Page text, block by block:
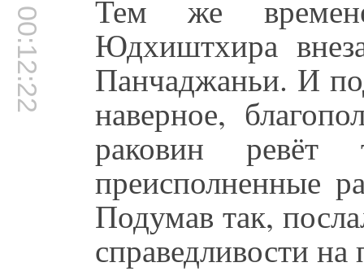
00:12:22 Тем же
Юдхиштхира
Панчаджаньи. И
наверное,
раковин
преисполненные
Подумав так,
справедливости